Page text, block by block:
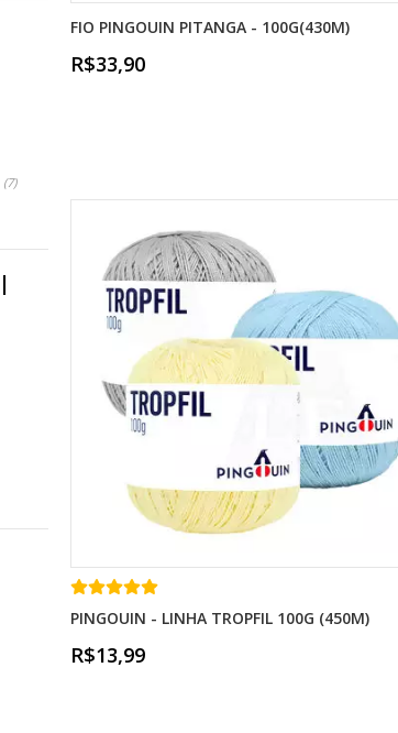
(7)
FIO PINGOUIN PITANGA - 100G(430M)
R$33,90
PINGOUIN - LINHA TROPFIL 100G (450M)
R$13,99